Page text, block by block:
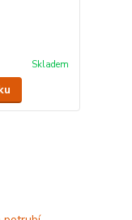
Skladem